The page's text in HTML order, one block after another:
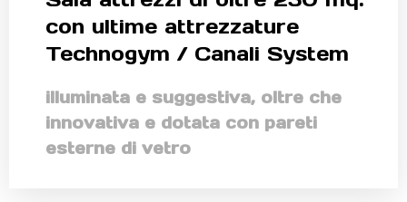
con ultime attrezzature
Technogym / Canali System
illuminata e suggestiva, oltre che
innovativa e dotata con pareti
esterne di vetro